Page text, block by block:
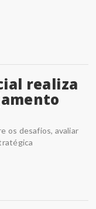
realiza
os desafios, avaliar